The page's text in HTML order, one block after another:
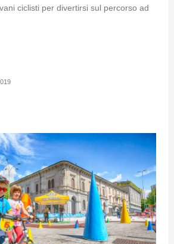
ciclisti per divertirsi sul percorso ad